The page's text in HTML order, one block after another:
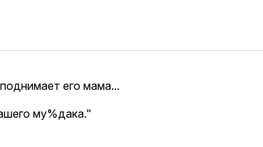
его мама...
му%дака."